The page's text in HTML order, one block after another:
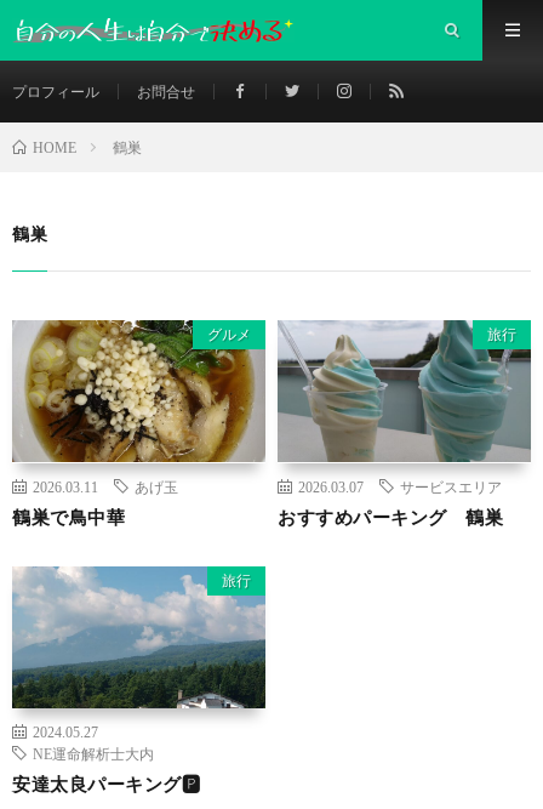
プロフィール お問合せ
HOME 鶴巣
鶴巣
グルメ
2026.03.11 あげ玉
鶴巣で鳥中華
旅行
2026.03.07 サービスエリア
おすすめパーキング 鶴巣
旅行
2024.05.27
NE運命解析士大内
安達太良パーキング🅿️